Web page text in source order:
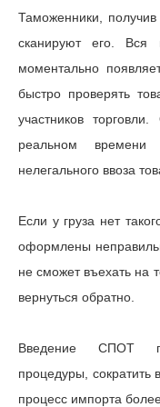
Таможенники, получив
сканируют его. Вся
моментально
быстро проверять
участников
реальном времени
нелегального ввоза
Если у груза нет
оформлены
не сможет въехать на
вернуться обратно.
Введение СПОТ
процедуры, сократить
процесс импорта